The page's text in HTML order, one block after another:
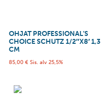
OHJAT PROFESSIONAL’S
CHOICE SCHUTZ 1/2″X8′ 1,3
CM
85,00 € Sis. alv 25,5%